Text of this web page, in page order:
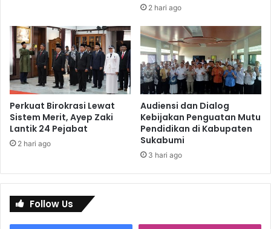
2 hari ago
Perkuat Birokrasi Lewat
Sistem Merit, Ayep Zaki
Lantik 24 Pejabat
2 hari ago
Audiensi dan Dialog
Kebijakan Penguatan Mutu
Pendidikan di Kabupaten
Sukabumi
3 hari ago
Follow Us